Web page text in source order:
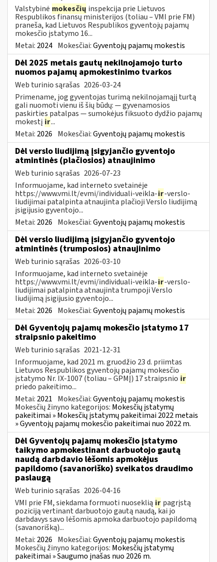
Valstybinė mokesčių inspekcija prie Lietuvos
Respublikos finansų ministerijos (toliau – VMI prie FM)
praneša, kad Lietuvos Respublikos gyventojų pajamų
mokesčio įstatymo 16...
Metai: 2024 Mokesčiai:Gyventojų pajamų mokestis
Dėl 2025 metais gautų nekilnojamojo turto
nuomos pajamų apmokestinimo tvarkos
Web turinio sąrašas 2026-03-24
Primename, jog gyventojas turimą nekilnojamąjį turtą
gali nuomoti vienu iš šių būdų: — gyvenamosios
paskirties patalpas — sumokėjus fiksuoto dydžio pajamų
mokestį ir...
Metai: 2026 Mokesčiai:Gyventojų pajamų mokestis
Dėl verslo liudijimą įsigyjančio gyventojo
atmintinės (plačiosios) atnaujinimo
Web turinio sąrašas 2026-07-23
Informuojame, kad interneto svetainėje
https://www.vmi.lt/evmi/individuali-veikla-ir-verslo-
liudijimai patalpinta atnaujinta plačioji Verslo liudijimą
įsigijusio gyventojo...
Metai: 2026 Mokesčiai:Gyventojų pajamų mokestis
Dėl verslo liudijimą įsigyjančio gyventojo
atmintinės (trumposios) atnaujinimo
Web turinio sąrašas 2026-03-10
Informuojame, kad interneto svetainėje
https://www.vmi.lt/evmi/individuali-veikla-ir-verslo-
liudijimai patalpinta atnaujinta trumpoji Verslo
liudijimą įsigijusio gyventojo...
Metai: 2026 Mokesčiai:Gyventojų pajamų mokestis
Dėl Gyventojų pajamų mokesčio įstatymo 17
straipsnio pakeitimo
Web turinio sąrašas 2021-12-31
Informuojame, kad 2021 m. gruodžio 23 d. priimtas
Lietuvos Respublikos gyventojų pajamų mokesčio
įstatymo Nr. IX-1007 (toliau – GPMĮ) 17 straipsnio ir
priedo pakeitimo...
Metai: 2021 Mokesčiai:Gyventojų pajamų mokestis
Mokesčių žinyno kategorijos: Mokesčių įstatymų
pakeitimai » Mokesčių įstatymų pakeitimai 2022 metais
» Gyventojų pajamų mokesčio pakeitimai nuo 2022 m.
Dėl Gyventojų pajamų mokesčio įstatymo
taikymo apmokestinant darbuotojo gautą
naudą darbdavio lėšomis apmokėjus
papildomo (savanoriško) sveikatos draudimo
paslaugą
Web turinio sąrašas 2026-04-16
VMI prie FM, siekdama formuoti nuoseklią ir pagrįstą
poziciją vertinant darbuotojo gautą naudą, kai jo
darbdavys savo lėšomis apmoka darbuotojo papildomą
(savanorišką)...
Metai: 2026 Mokesčiai:Gyventojų pajamų mokestis
Mokesčių žinyno kategorijos: Mokesčių įstatymų
pakeitimai » Saugumo įnašas nuo 2026 m.